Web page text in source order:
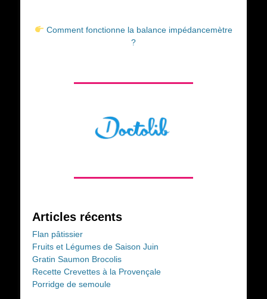
Comment fonctionne la balance impédancemètre
?
Articles récents
Flan pâtissier
Fruits et Légumes de Saison Juin
Gratin Saumon Brocolis
Recette Crevettes à la Provençale
Porridge de semoule